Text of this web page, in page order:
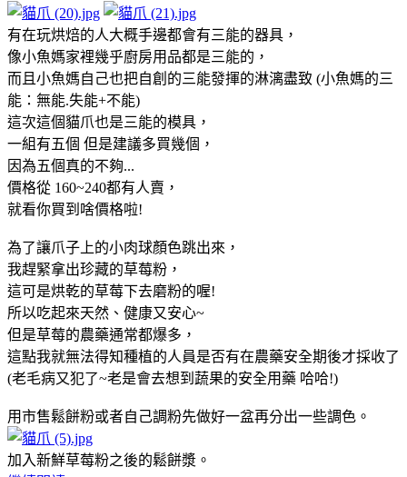
有在玩烘焙的人大概手邊都會有三能的器具，
像小魚媽家裡幾乎廚房用品都是三能的，
而且小魚媽自己也把自創的三能發揮的淋漓盡致 (小魚媽的三
能：無能.失能+不能)
這次這個貓爪也是三能的模具，
一組有五個 但是建議多買幾個，
因為五個真的不夠...
價格從 160~240都有人賣，
就看你買到啥價格啦!
為了讓爪子上的小肉球顏色跳出來，
我趕緊拿出珍藏的草莓粉，
這可是烘乾的草莓下去磨粉的喔!
所以吃起來天然、健康又安心~
但是草莓的農藥通常都爆多，
這點我就無法得知種植的人員是否有在農藥安全期後才採收了
(老毛病又犯了~老是會去想到蔬果的安全用藥 哈哈!)
用市售鬆餅粉或者自己調粉先做好一盆再分出一些調色。
加入新鮮草莓粉之後的鬆餅漿。